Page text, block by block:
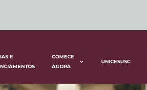
E
COMECE
AGORA
UNICESUSC